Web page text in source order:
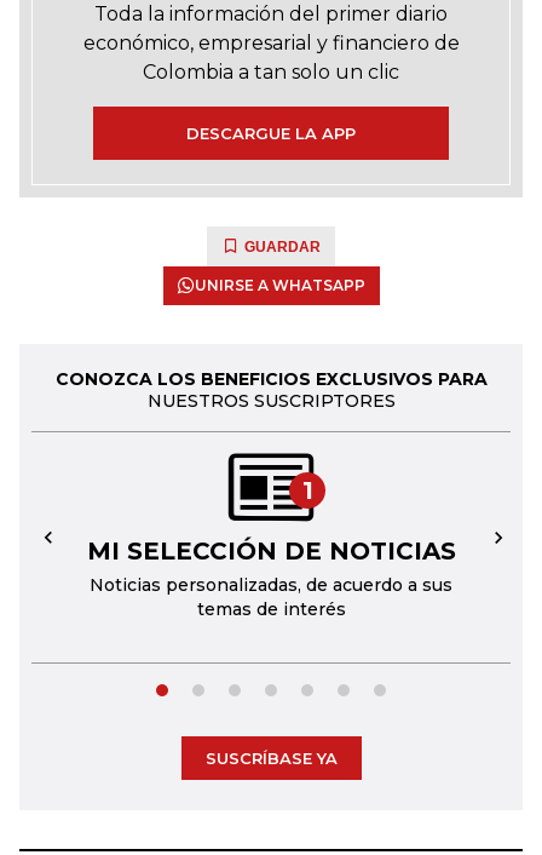
Toda la información del primer diario
económico, empresarial y financiero de
Colombia a tan solo un clic
DESCARGUE LA APP
GUARDAR
UNIRSE A WHATSAPP
CONOZCA LOS BENEFICIOS EXCLUSIVOS PARA
NUESTROS SUSCRIPTORES
1
MI SELECCIÓN DE NOTICIAS
Noticias personalizadas, de acuerdo a sus
temas de interés
← →
SUSCRÍBASE YA